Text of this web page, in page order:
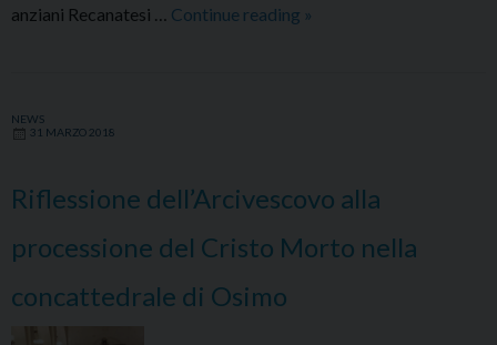
anziani Recanatesi … Continue reading Sei
la
Pasquale
»
NEWS
31 MARZO 2018
Riflessione dell’Arcivescovo alla
processione del Cristo Morto nella
concattedrale di Osimo